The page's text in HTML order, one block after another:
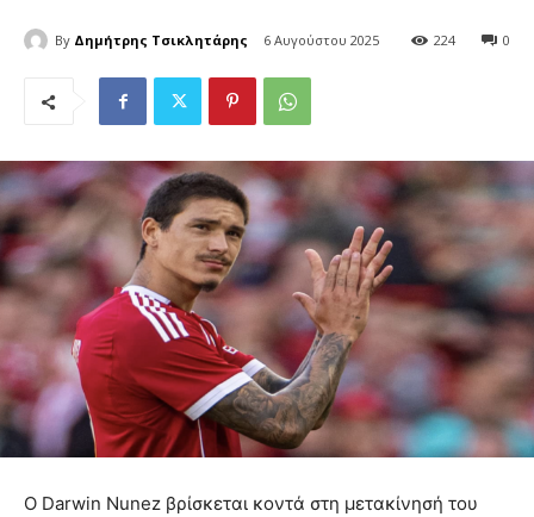
By Δημήτρης Τσικλητάρης 6 Αυγούστου 2025 0
224
Ο Darwin Nunez βρίσκεται κοντά στη μετακίνησή του